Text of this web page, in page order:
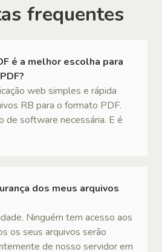
frequentes
é a melhor escolha para
web simples e rápida
RB para o formato PDF.
de software necessária. E é
dos meus arquivos
Ninguém tem acesso aos
os seus arquivos serão
de nosso servidor em